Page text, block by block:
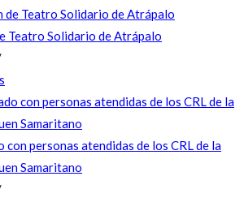
Teatro Solidario de Atrápalo
con personas atendidas de los CRL de la
Samaritano